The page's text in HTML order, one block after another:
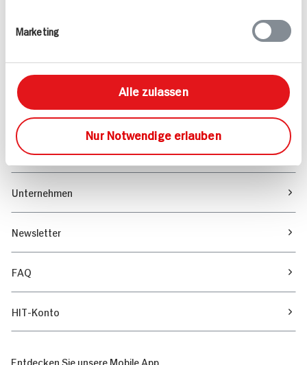
Marketing
Alle zulassen
Nur Notwendige erlauben
Sortiment
Marktfinder
Unser Magazin
Verantwortung & Nachhaltigkeit
Unternehmen
Newsletter
FAQ
HIT-Konto
Entdecken Sie unsere Mobile App